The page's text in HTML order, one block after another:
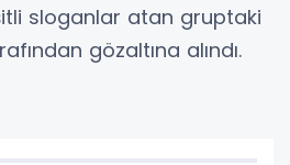
sloganlar atan gruptaki
gözaltına alındı.